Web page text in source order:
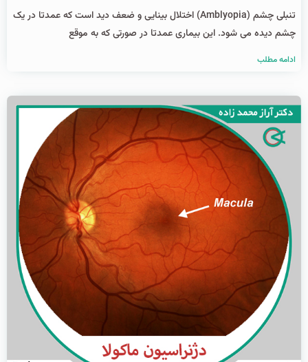
تنبلی چشم (Amblyopia) اختلال بینایی و ضعف دید است که عمدتا در یک
چشم دیده می شود. این بیماری عمدتا در صورتی که به موقع
ادامه مطلب